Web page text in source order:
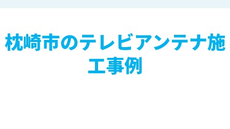
枕崎市のテレビアンテナ施
工事例